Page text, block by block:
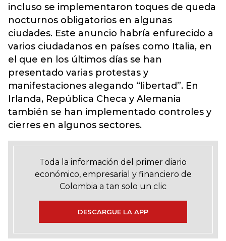
incluso se implementaron toques de queda
nocturnos obligatorios en algunas
ciudades. Este anuncio habría enfurecido a
varios ciudadanos en países como Italia, en
el que en los últimos días se han
presentado varias protestas y
manifestaciones alegando “libertad”. En
Irlanda, República Checa y Alemania
también se han implementado controles y
cierres en algunos sectores.
Toda la información del primer diario
económico, empresarial y financiero de
Colombia a tan solo un clic
DESCARGUE LA APP